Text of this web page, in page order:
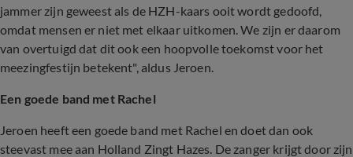
jammer zijn geweest als de HZH-kaars ooit wordt gedoofd,
omdat mensen er niet met elkaar uitkomen. We zijn er daarom
van overtuigd dat dit ook een hoopvolle toekomst voor het
meezingfestijn betekent", aldus Jeroen.
Een goede band met Rachel
Jeroen heeft een goede band met Rachel en doet dan ook
steevast mee aan Holland Zingt Hazes. De zanger krijgt door zijn